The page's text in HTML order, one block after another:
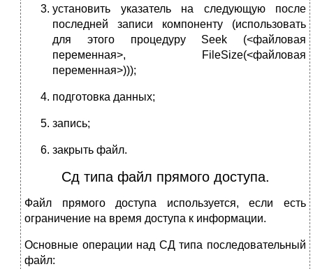
установить указатель на следующую после
последней записи компоненту (использовать
для этого процедуру Seek (<файловая
переменная>, FileSize(<файловая
переменная>)));
подготовка данных;
запись;
закрыть файл.
Сд типа файл прямого доступа.
Файл прямого доступа используется, если есть
ограничение на время доступа к информации.
Основные операции над СД типа последовательный
файл: